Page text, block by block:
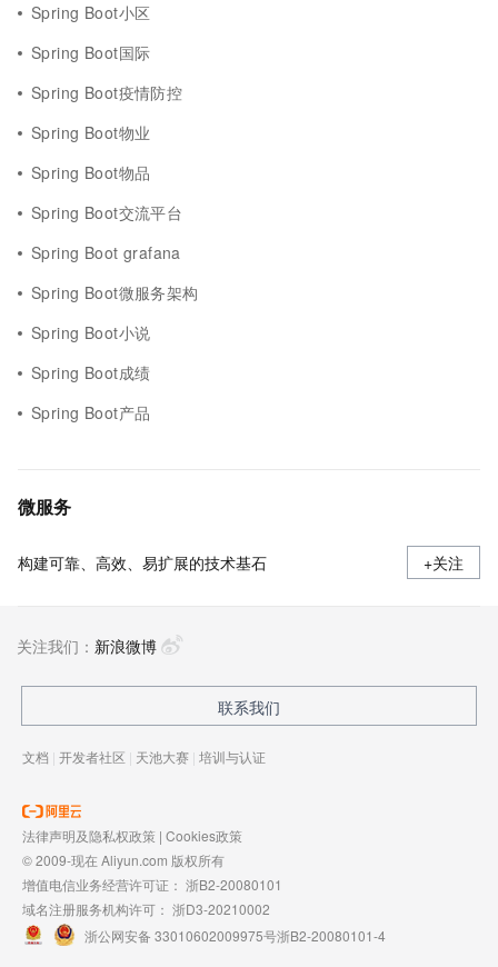
Spring Boot小区
Spring Boot国际
Spring Boot疫情防控
Spring Boot物业
Spring Boot物品
Spring Boot交流平台
Spring Boot grafana
Spring Boot微服务架构
Spring Boot小说
Spring Boot成绩
Spring Boot产品
微服务
构建可靠、高效、易扩展的技术基石 +关注
关注我们： 新浪微博
联系我们
文档 | 开发者社区 | 天池大赛 | 培训与认证
法律声明及隐私权政策 | Cookies政策
© 2009-现在 Aliyun.com 版权所有
增值电信业务经营许可证： 浙B2-20080101
域名注册服务机构许可： 浙D3-20210002
浙公网安备 33010602009975号浙B2-20080101-4